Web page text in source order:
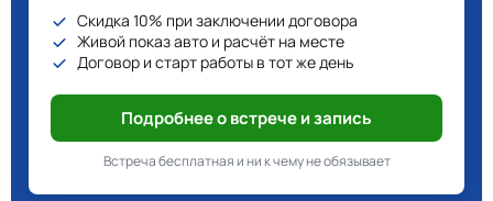
Скидка 10% при заключении договора
Живой показ авто и расчёт на месте
Договор и старт работы в тот же день
Подробнее о встрече и запись
Встреча бесплатная и ни к чему не обязывает